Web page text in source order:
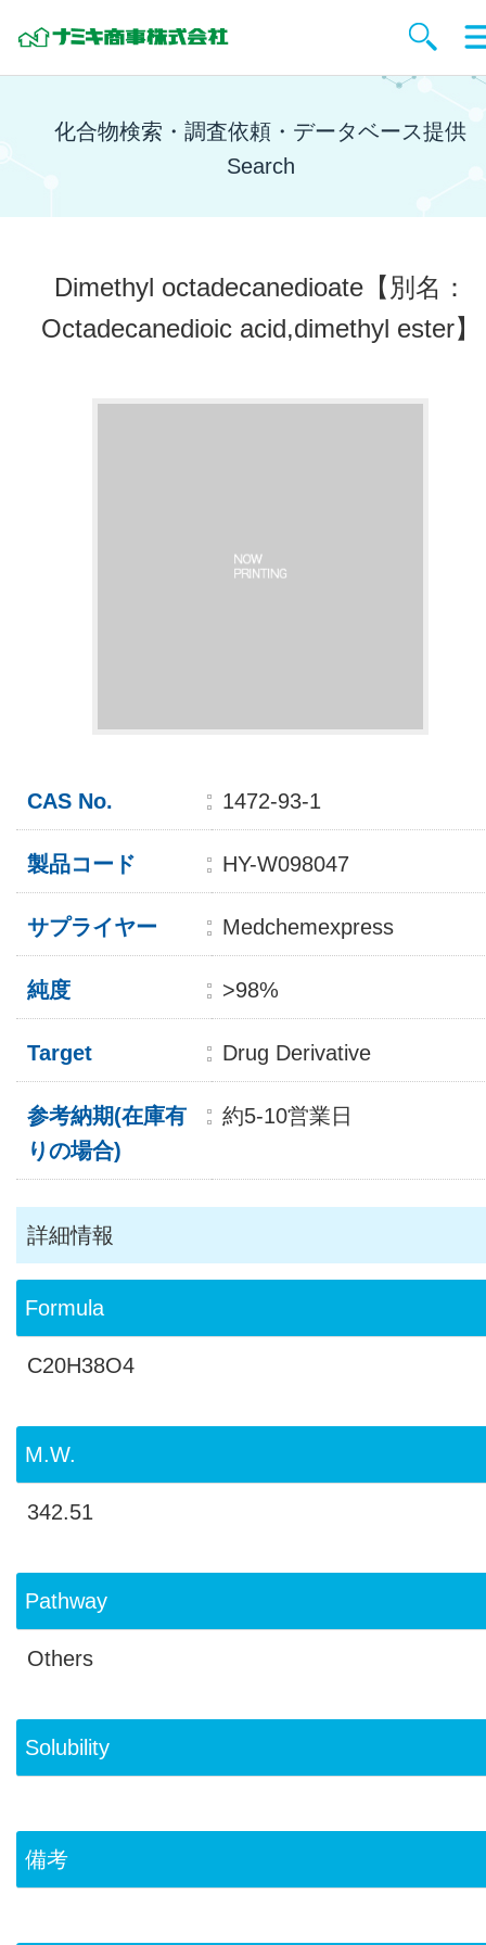
化合物検索・調査依頼・データベース提供
Search
Dimethyl octadecanedioate【別名：
Octadecanedioic acid,dimethyl ester】
CAS No. 1472-93-1
製品コード HY-W098047
サプライヤー Medchemexpress
純度 >98%
Target Drug Derivative
参考納期(在庫有
りの場合)
約5-10営業日
詳細情報
Formula
C20H38O4
M.W.
342.51
Pathway
Others
Solubility
備考